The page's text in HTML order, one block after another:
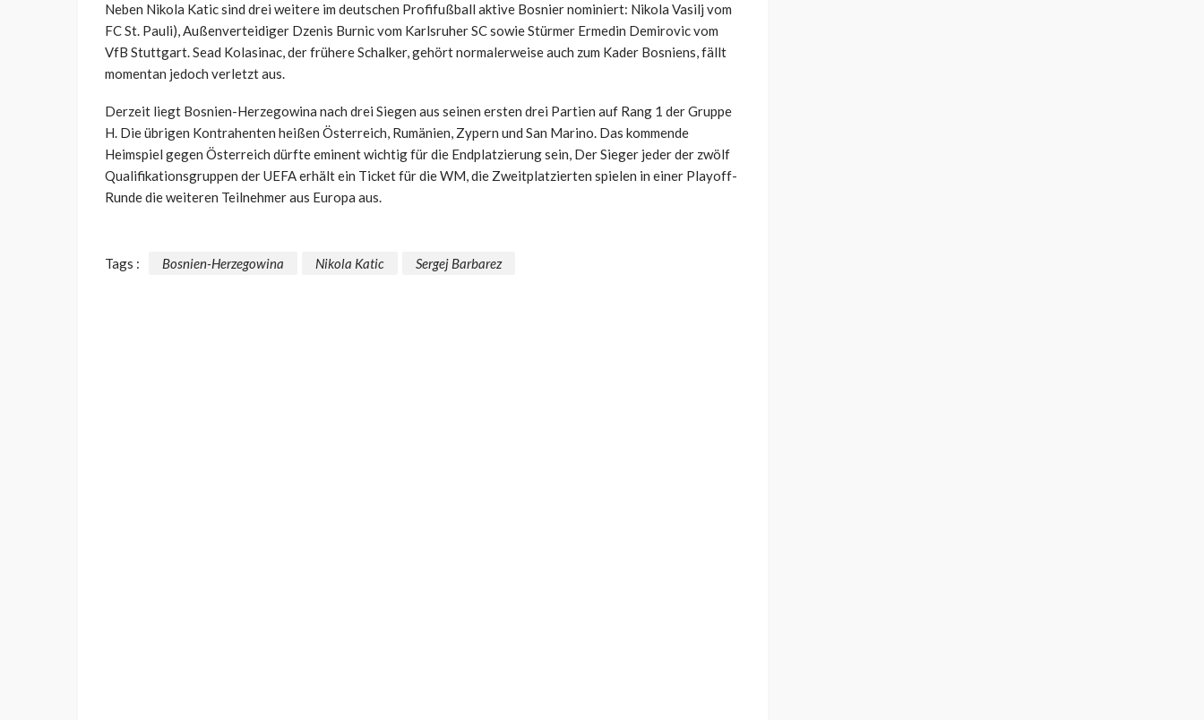
Neben Nikola Katic sind drei weitere im deutschen Profifußball aktive Bosnier nominiert: Nikola Vasilj vom
FC St. Pauli), Außenverteidiger Dzenis Burnic vom Karlsruher SC sowie Stürmer Ermedin Demirovic vom
VfB Stuttgart. Sead Kolasinac, der frühere Schalker, gehört normalerweise auch zum Kader Bosniens, fällt
momentan jedoch verletzt aus.
Derzeit liegt Bosnien-Herzegowina nach drei Siegen aus seinen ersten drei Partien auf Rang 1 der Gruppe
H. Die übrigen Kontrahenten heißen Österreich, Rumänien, Zypern und San Marino. Das kommende
Heimspiel gegen Österreich dürfte eminent wichtig für die Endplatzierung sein, Der Sieger jeder der zwölf
Qualifikationsgruppen der UEFA erhält ein Ticket für die WM, die Zweitplatzierten spielen in einer Playoff-
Runde die weiteren Teilnehmer aus Europa aus.
Tags : Bosnien-Herzegowina Nikola Katic Sergej Barbarez